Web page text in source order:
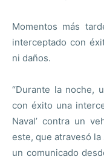
Momentos más
interceptado con
ni daños.
“Durante la noche,
con éxito una
Naval’ contra un
este, que atravesó la
un comunicado